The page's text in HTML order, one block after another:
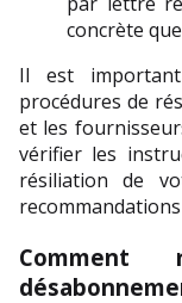
concrète
Il est
procédures de
et les
vérifier les
résiliation de